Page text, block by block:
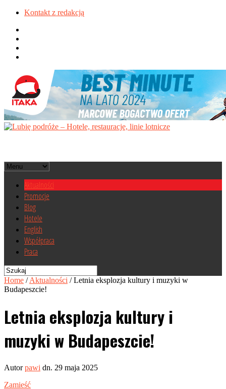
Kontakt z redakcją
Aktualności
Promocje
Blog
Hotele
English
Współpraca
Praca
Home /Aktualności /Letnia eksplozja kultury i muzyki w
Budapeszcie!
Letnia eksplozja kultury i
muzyki w Budapeszcie!
Autorpawi dn. 29 maja 2025
Zamieść